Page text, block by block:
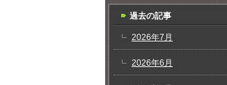
過去の記事
2026年7月
2026年6月